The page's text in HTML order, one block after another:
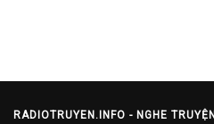
RADIOTRUYEN.INFO - NGHE